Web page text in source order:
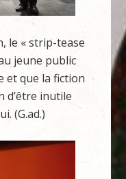
le « strip-tease
jeune public
et que la fiction
d’être inutile
(G.ad.)